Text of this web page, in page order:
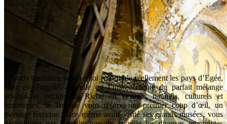
Si vous souhaitez voir à quoi ressemble réellement les pays d’Egée,
allez en Turquie, car elle est l’image même du parfait mélange
oriental et occidental. Riche en vestiges naturels, culturels et
historiques, la Turquie vous réserve au premier coup d’œil, un
paysage féerique. Sans même avoir visité ses grands musées, vous